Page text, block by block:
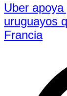
Uber
uruguayos
Francia